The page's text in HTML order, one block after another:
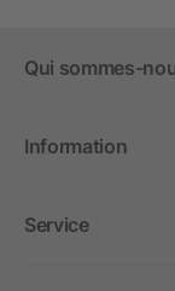
Qui sommes-
Information
Service